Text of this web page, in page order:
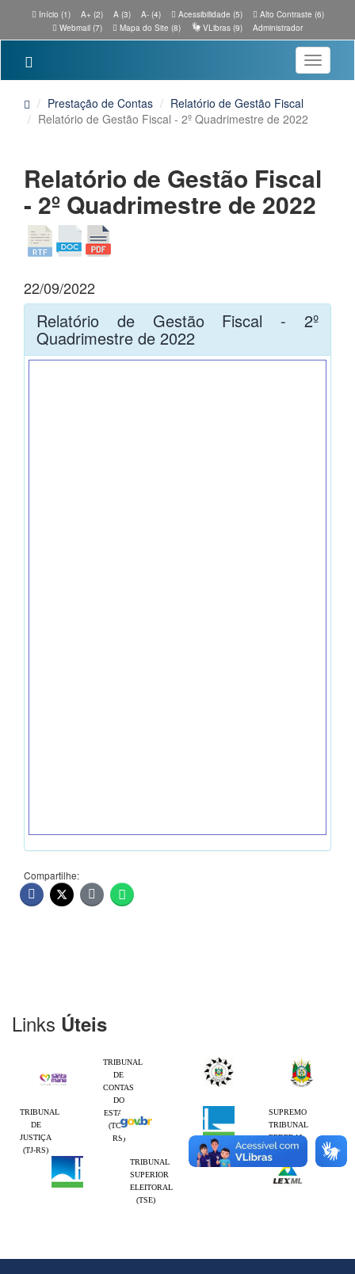
Início (1) A+ (2) A (3) A- (4) Acessibilidade (5)
Alto Contraste (6)
Webmail (7)
Mapa do Site (8) VLibras (9) Administrador
Toggle
Prestação de Contas
Relatório de Gestão Fiscal
Relatório de Gestão Fiscal - 2º Quadrimestre de 2022
Relatório de Gestão Fiscal
- 2º Quadrimestre de 2022
22/09/2022
Relatório de Gestão Fiscal - 2º
Quadrimestre de 2022
Compartilhe:
Links Úteis
TRIBUNAL
DE
CONTAS
DO
ESTADO
(TCE-
RS)
TRIBUNAL
DE
JUSTIÇA
(TJ-RS)
SUPREMO
TRIBUNAL
FEDERAL
(STF)
TRIBUNAL
SUPERIOR
ELEITORAL
(TSE)